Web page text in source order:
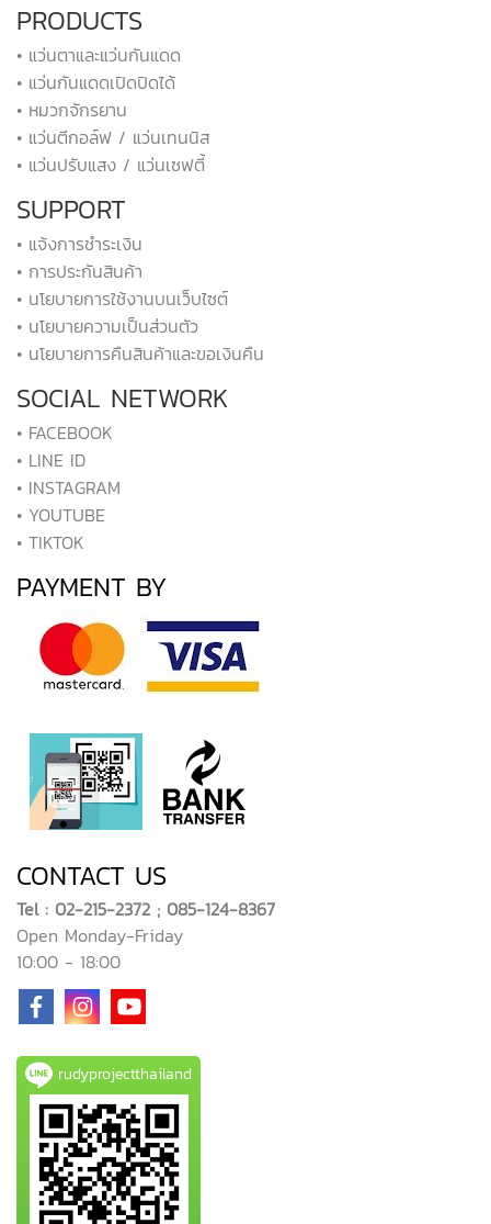
PRODUCTS
• แว่นตาและแว่นกันแดด
• แว่นกันแดดเปิดปิดได้
• หมวกจักรยาน
• แว่นตีกอล์ฟ / แว่นเทนนิส
• แว่นปรับแสง / แว่นเซฟตี้
SUPPORT
• แจ้งการชำระเงิน
• การประกันสินค้า
• นโยบายการใช้งานบนเว็บไซต์
• นโยบายความเป็นส่วนตัว
• นโยบายการคืนสินค้าและขอเงินคืน
SOCIAL NETWORK
• FACEBOOK
• LINE ID
• INSTAGRAM
• YOUTUBE
• TIKTOK
PAYMENT BY
CONTACT US
Tel : 02-215-2372 ; 085-124-8367
Open Monday-Friday
10:00 - 18:00
rudyprojectthailand